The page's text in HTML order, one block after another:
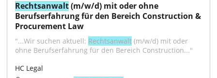
Rechtsanwalt (m/w/d) mit oder ohne
Berufserfahrung für den Bereich Construction &
Procurement Law
"...Wir suchen aktuell: Rechtsanwalt (m/w/d) mit oder
ohne Berufserfahrung für den Bereich Construction..."
HC Legal